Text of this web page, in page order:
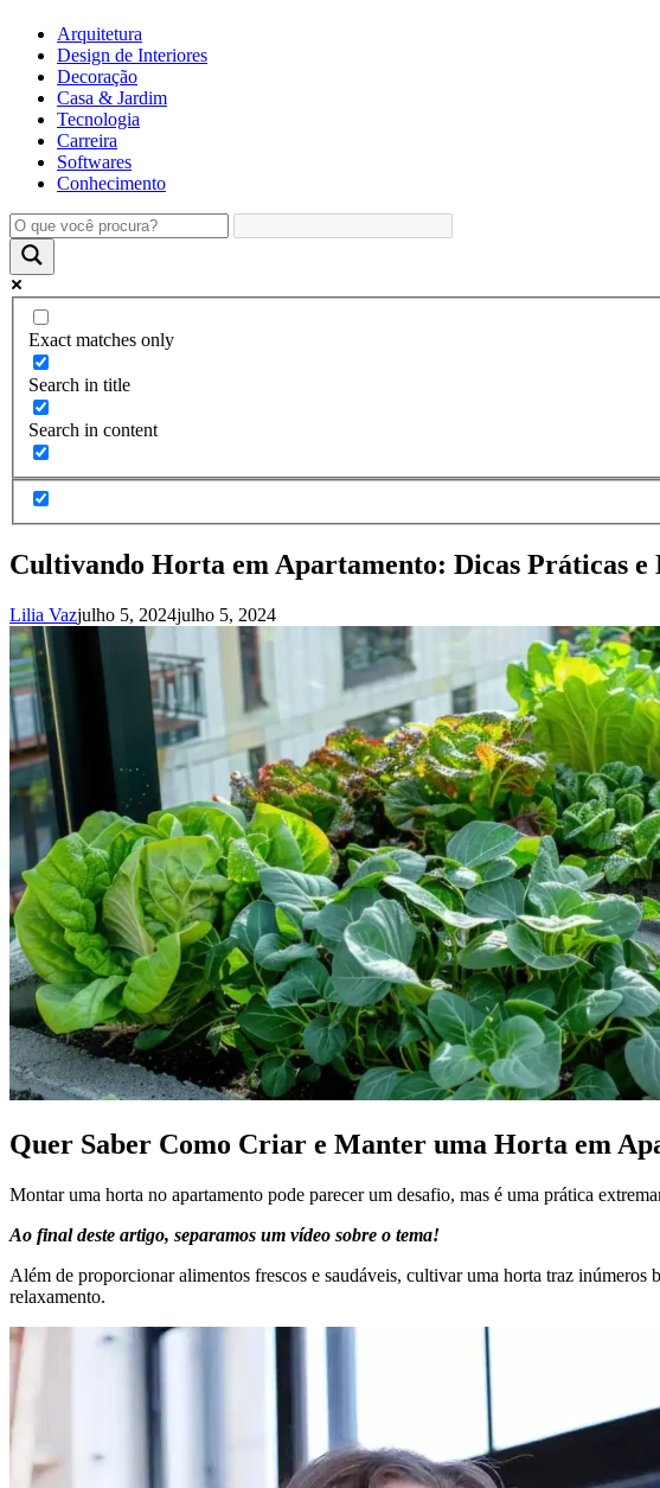
Arquitetura
Design de Interiores
Decoração
Casa & Jardim
Tecnologia
Carreira
Softwares
Conhecimento
Exact matches only
Search in title
Search in content
Cultivando Horta em Apartamento: Dicas Práticas e
Lilia Vazjulho 5, 2024julho 5, 2024
Quer Saber Como Criar e Manter uma Horta em
Montar uma horta no apartamento pode parecer um desafio, mas é uma prática
Ao final deste artigo, separamos um vídeo sobre o tema!
Além de proporcionar alimentos frescos e saudáveis, cultivar uma horta traz inúmeros
relaxamento.